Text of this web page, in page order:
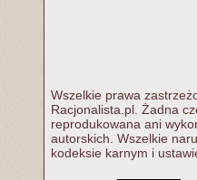
Wszelkie prawa
Racjonalista.pl. Żadna
reprodukowana ani
autorskich. Wszelkie
kodeksie karnym i